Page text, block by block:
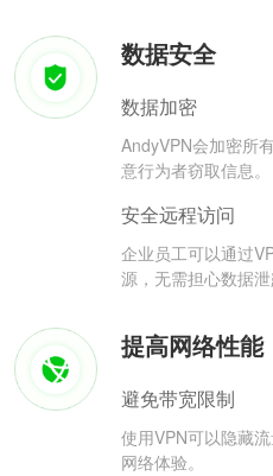
数据安全
数据加密
AndyVPN会加密所
意行为者窃取信息。
安全远程访问
企业员工可以通过
源，无需担心数据泄
提高网络性能
避免带宽限制
使用VPN可以隐藏
网络体验。